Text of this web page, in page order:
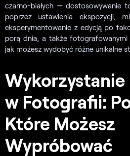
czarno-białych — dostosowywanie
poprzez ustawienia ekspozycji,
eksperymentowanie z edycją po
porą dnia, a także
jak możesz wydobyć różne unikalne
w Fotografii:
Które Możesz
Wypróbować